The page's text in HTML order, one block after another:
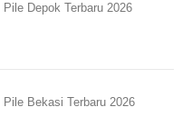
Depok Terbaru 2026
Bekasi Terbaru 2026